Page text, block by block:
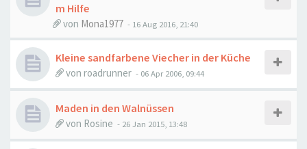
m Hilfe
von Mona1977 - 16 Aug 2016, 21:40
Kleine sandfarbene Viecher in der Küche
von roadrunner - 06 Apr 2006, 09:44
Maden in den Walnüssen
von Rosine - 26 Jan 2015, 13:48